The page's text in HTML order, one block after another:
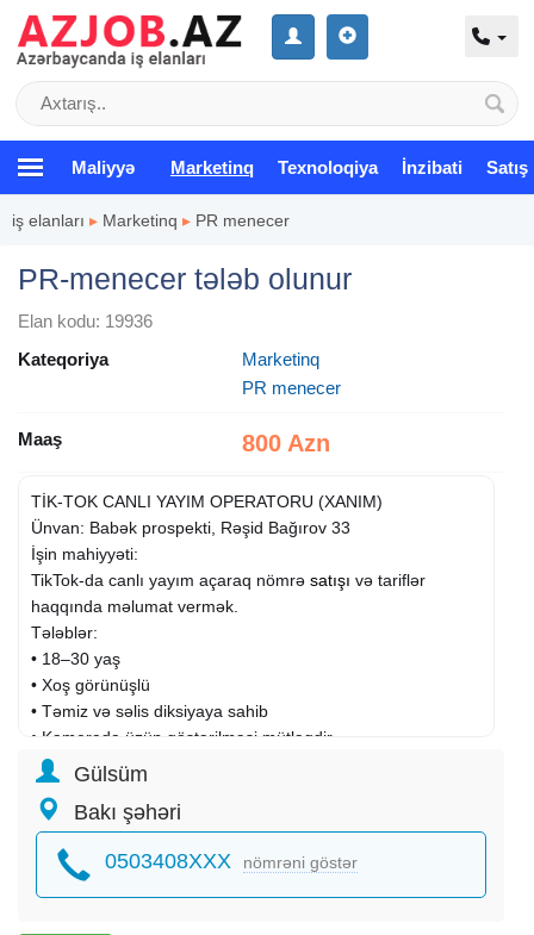
Maliyyə Marketinq Texnoloqiya İnzibati Satış
iş elanları ▸ Marketinq ▸ PR menecer
PR-menecer tələb olunur
Elan kodu: 19936
Kateqoriya
Marketinq
PR menecer
Maaş 800 Azn
TİK-TOK CANLI YAYIM OPERATORU (XANIM)
Ünvan: Babək prospekti, Rəşid Bağırov 33
İşin mahiyyəti:
TikTok-da canlı yayım açaraq nömrə satışı və tariflər
haqqında məlumat vermək.
Tələblər:
• 18–30 yaş
• Xoş görünüşlü
• Təmiz və səlis diksiyaya sahib
• Kamerada üzün göstərilməsi mütləqdir
Maaş: 600 AZN fix + bonus
İxtisas: PR- menecer
Şirkət növü: Birbaşa işəgötürən
İş qrafiki: Tam
İş təcrübəsi: 1 ildən aşağı
Gülsüm
Bakı şəhəri
0503408XXX nömrəni göstər